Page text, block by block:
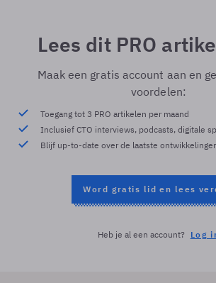
Lees dit PRO
Maak een gratis account aan en
voordelen:
Toegang tot 3 PRO artikelen per maand
Inclusief CTO interviews, podcasts, digitale
Blijf up-to-date over de laatste
Word gratis lid en lees
Heb je al een account? Log